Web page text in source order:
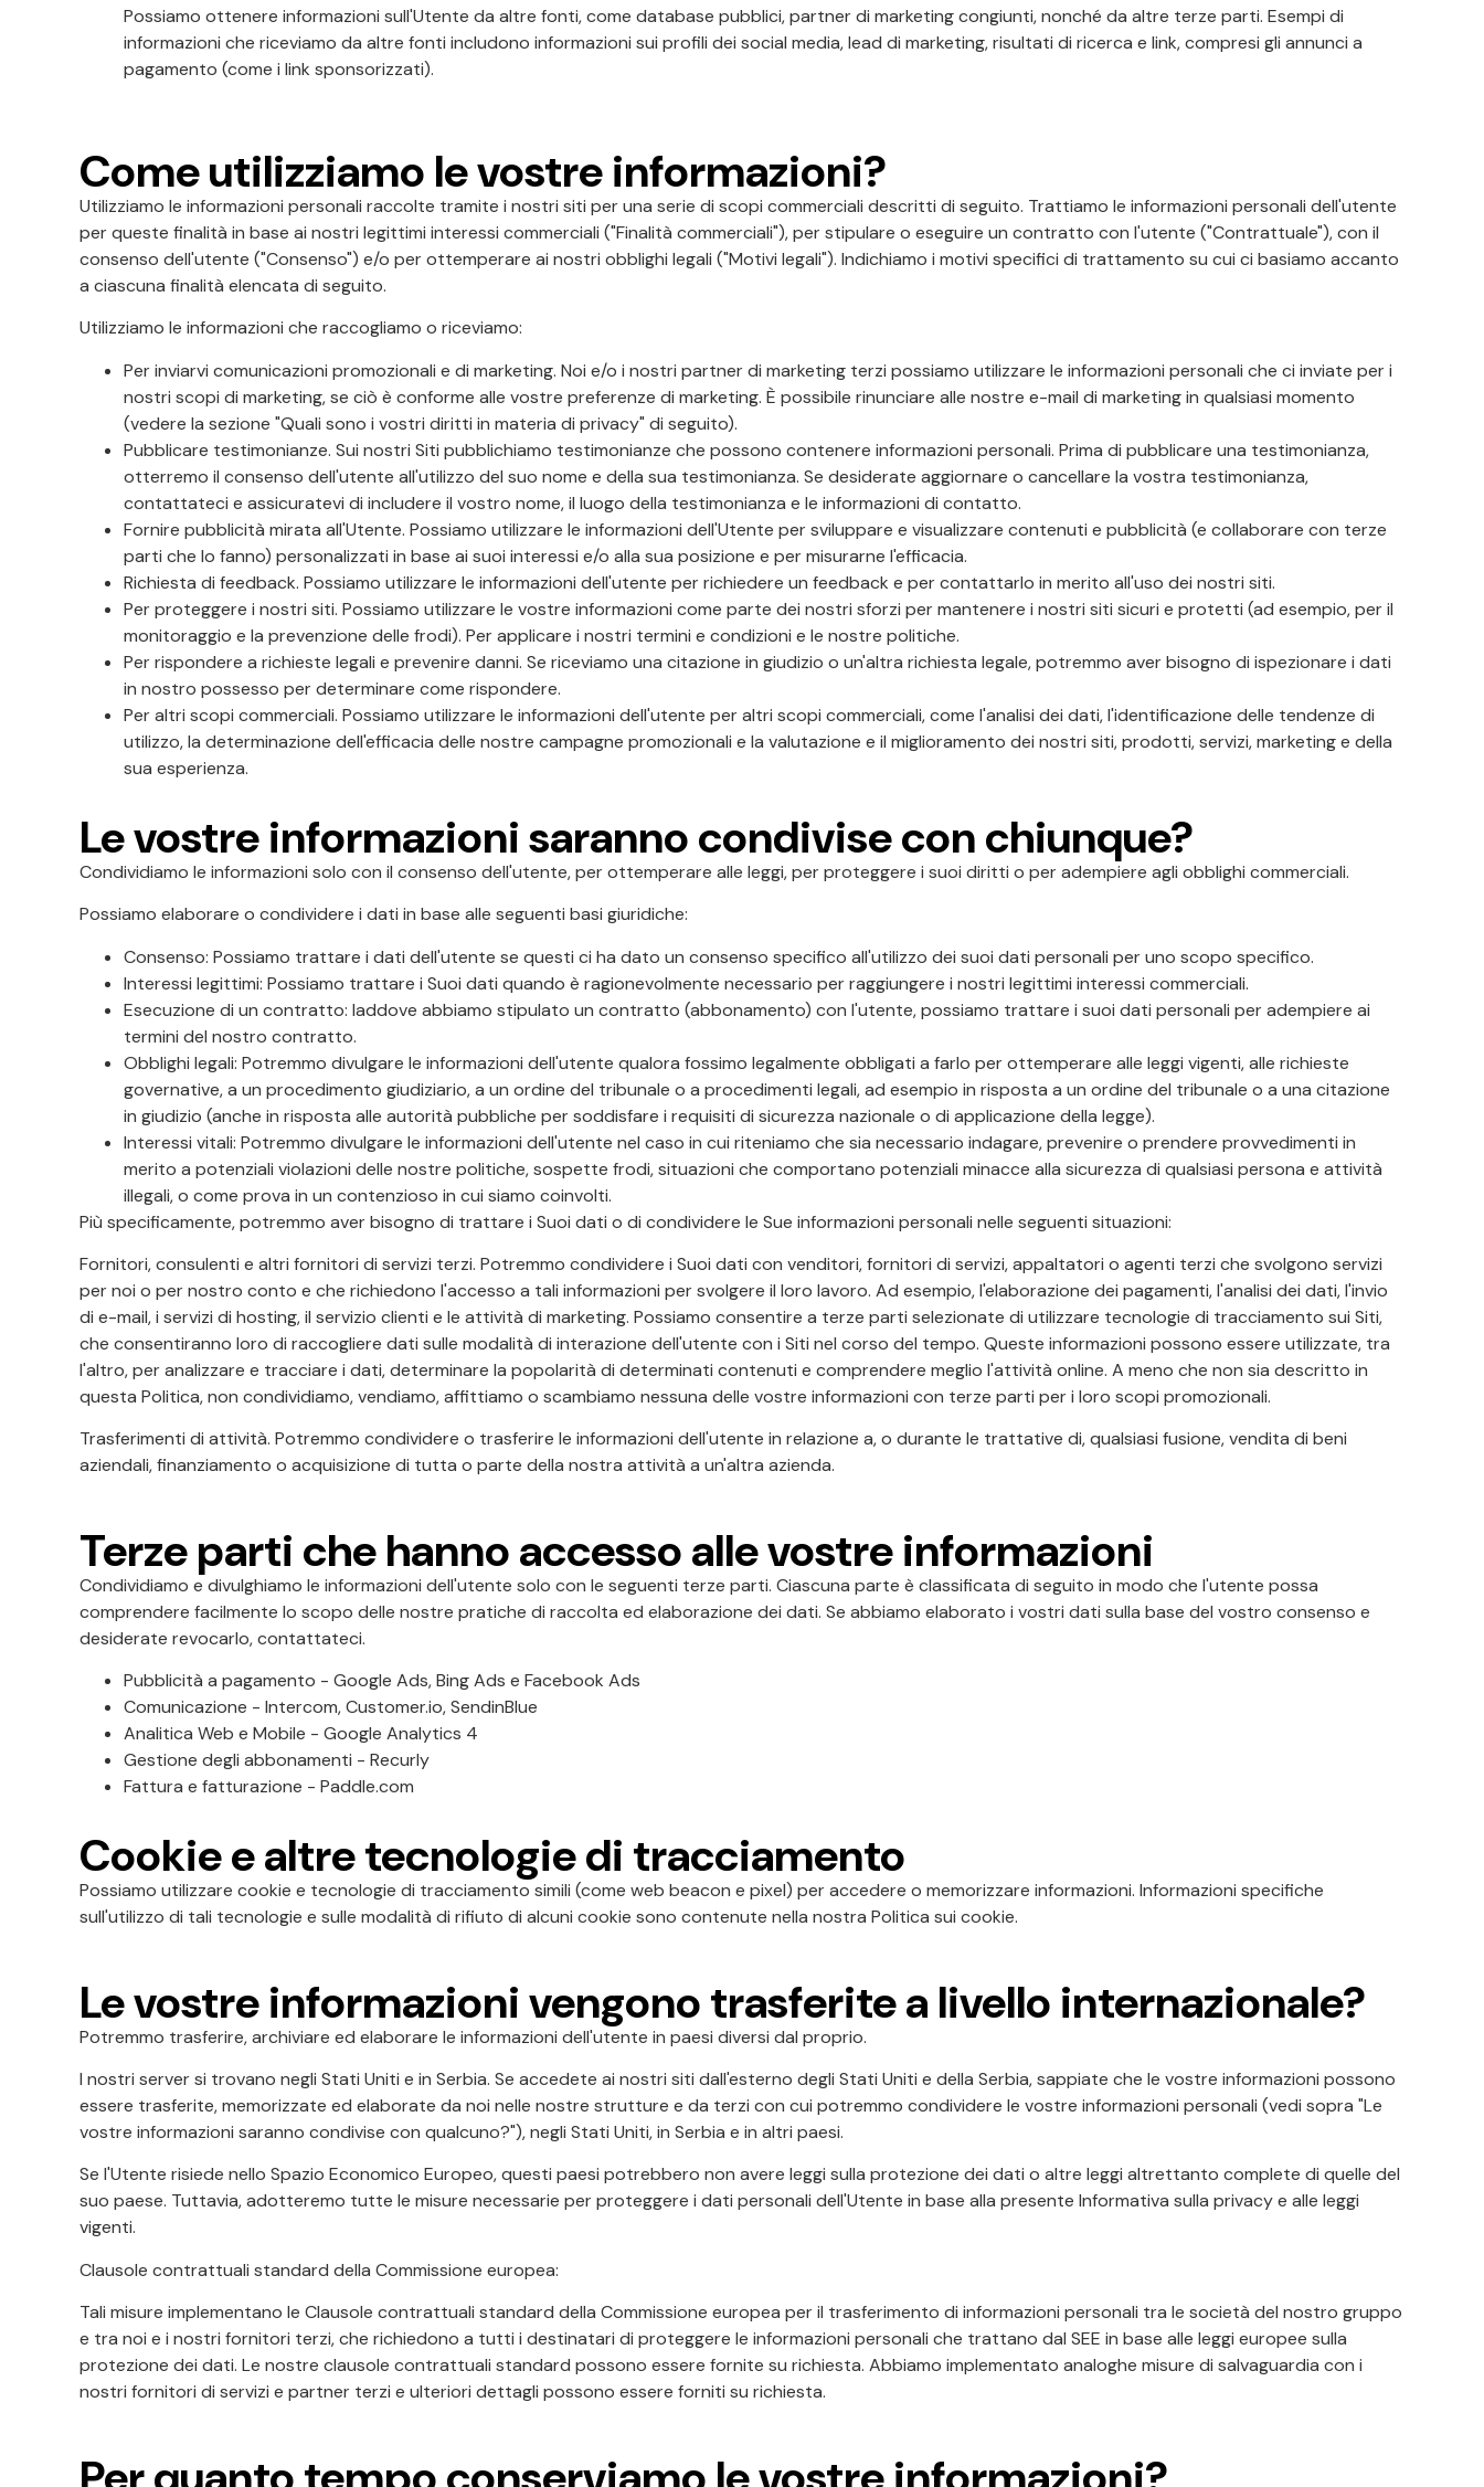
Possiamo ottenere informazioni sull'Utente da altre fonti, come database pubblici, partner di marketing congiunti, nonché da altre terze parti. Esempi di
informazioni che riceviamo da altre fonti includono informazioni sui profili dei social media, lead di marketing, risultati di ricerca e link, compresi gli annunci a
pagamento (come i link sponsorizzati).
Come utilizziamo le vostre informazioni?
Utilizziamo le informazioni personali raccolte tramite i nostri siti per una serie di scopi commerciali descritti di seguito. Trattiamo le informazioni personali dell'utente
per queste finalità in base ai nostri legittimi interessi commerciali ("Finalità commerciali"), per stipulare o eseguire un contratto con l'utente ("Contrattuale"), con il
consenso dell'utente ("Consenso") e/o per ottemperare ai nostri obblighi legali ("Motivi legali"). Indichiamo i motivi specifici di trattamento su cui ci basiamo accanto
a ciascuna finalità elencata di seguito.
Utilizziamo le informazioni che raccogliamo o riceviamo:
Per inviarvi comunicazioni promozionali e di marketing. Noi e/o i nostri partner di marketing terzi possiamo utilizzare le informazioni personali che ci inviate per i
nostri scopi di marketing, se ciò è conforme alle vostre preferenze di marketing. È possibile rinunciare alle nostre e-mail di marketing in qualsiasi momento
(vedere la sezione "Quali sono i vostri diritti in materia di privacy" di seguito).
Pubblicare testimonianze. Sui nostri Siti pubblichiamo testimonianze che possono contenere informazioni personali. Prima di pubblicare una testimonianza,
otterremo il consenso dell'utente all'utilizzo del suo nome e della sua testimonianza. Se desiderate aggiornare o cancellare la vostra testimonianza,
contattateci e assicuratevi di includere il vostro nome, il luogo della testimonianza e le informazioni di contatto.
Fornire pubblicità mirata all'Utente. Possiamo utilizzare le informazioni dell'Utente per sviluppare e visualizzare contenuti e pubblicità (e collaborare con terze
parti che lo fanno) personalizzati in base ai suoi interessi e/o alla sua posizione e per misurarne l'efficacia.
Richiesta di feedback. Possiamo utilizzare le informazioni dell'utente per richiedere un feedback e per contattarlo in merito all'uso dei nostri siti.
Per proteggere i nostri siti. Possiamo utilizzare le vostre informazioni come parte dei nostri sforzi per mantenere i nostri siti sicuri e protetti (ad esempio, per il
monitoraggio e la prevenzione delle frodi). Per applicare i nostri termini e condizioni e le nostre politiche.
Per rispondere a richieste legali e prevenire danni. Se riceviamo una citazione in giudizio o un'altra richiesta legale, potremmo aver bisogno di ispezionare i dati
in nostro possesso per determinare come rispondere.
Per altri scopi commerciali. Possiamo utilizzare le informazioni dell'utente per altri scopi commerciali, come l'analisi dei dati, l'identificazione delle tendenze di
utilizzo, la determinazione dell'efficacia delle nostre campagne promozionali e la valutazione e il miglioramento dei nostri siti, prodotti, servizi, marketing e della
sua esperienza.
Le vostre informazioni saranno condivise con chiunque?
Condividiamo le informazioni solo con il consenso dell'utente, per ottemperare alle leggi, per proteggere i suoi diritti o per adempiere agli obblighi commerciali.
Possiamo elaborare o condividere i dati in base alle seguenti basi giuridiche:
Consenso: Possiamo trattare i dati dell'utente se questi ci ha dato un consenso specifico all'utilizzo dei suoi dati personali per uno scopo specifico.
Interessi legittimi: Possiamo trattare i Suoi dati quando è ragionevolmente necessario per raggiungere i nostri legittimi interessi commerciali.
Esecuzione di un contratto: laddove abbiamo stipulato un contratto (abbonamento) con l'utente, possiamo trattare i suoi dati personali per adempiere ai
termini del nostro contratto.
Obblighi legali: Potremmo divulgare le informazioni dell'utente qualora fossimo legalmente obbligati a farlo per ottemperare alle leggi vigenti, alle richieste
governative, a un procedimento giudiziario, a un ordine del tribunale o a procedimenti legali, ad esempio in risposta a un ordine del tribunale o a una citazione
in giudizio (anche in risposta alle autorità pubbliche per soddisfare i requisiti di sicurezza nazionale o di applicazione della legge).
Interessi vitali: Potremmo divulgare le informazioni dell'utente nel caso in cui riteniamo che sia necessario indagare, prevenire o prendere provvedimenti in
merito a potenziali violazioni delle nostre politiche, sospette frodi, situazioni che comportano potenziali minacce alla sicurezza di qualsiasi persona e attività
illegali, o come prova in un contenzioso in cui siamo coinvolti.
Più specificamente, potremmo aver bisogno di trattare i Suoi dati o di condividere le Sue informazioni personali nelle seguenti situazioni:
Fornitori, consulenti e altri fornitori di servizi terzi. Potremmo condividere i Suoi dati con venditori, fornitori di servizi, appaltatori o agenti terzi che svolgono servizi
per noi o per nostro conto e che richiedono l'accesso a tali informazioni per svolgere il loro lavoro. Ad esempio, l'elaborazione dei pagamenti, l'analisi dei dati, l'invio
di e-mail, i servizi di hosting, il servizio clienti e le attività di marketing. Possiamo consentire a terze parti selezionate di utilizzare tecnologie di tracciamento sui Siti,
che consentiranno loro di raccogliere dati sulle modalità di interazione dell'utente con i Siti nel corso del tempo. Queste informazioni possono essere utilizzate, tra
l'altro, per analizzare e tracciare i dati, determinare la popolarità di determinati contenuti e comprendere meglio l'attività online. A meno che non sia descritto in
questa Politica, non condividiamo, vendiamo, affittiamo o scambiamo nessuna delle vostre informazioni con terze parti per i loro scopi promozionali.
Trasferimenti di attività. Potremmo condividere o trasferire le informazioni dell'utente in relazione a, o durante le trattative di, qualsiasi fusione, vendita di beni
aziendali, finanziamento o acquisizione di tutta o parte della nostra attività a un'altra azienda.
Terze parti che hanno accesso alle vostre informazioni
Condividiamo e divulghiamo le informazioni dell'utente solo con le seguenti terze parti. Ciascuna parte è classificata di seguito in modo che l'utente possa
comprendere facilmente lo scopo delle nostre pratiche di raccolta ed elaborazione dei dati. Se abbiamo elaborato i vostri dati sulla base del vostro consenso e
desiderate revocarlo, contattateci.
Pubblicità a pagamento - Google Ads, Bing Ads e Facebook Ads
Comunicazione - Intercom, Customer.io, SendinBlue
Analitica Web e Mobile - Google Analytics 4
Gestione degli abbonamenti - Recurly
Fattura e fatturazione - Paddle.com
Cookie e altre tecnologie di tracciamento
Possiamo utilizzare cookie e tecnologie di tracciamento simili (come web beacon e pixel) per accedere o memorizzare informazioni. Informazioni specifiche
sull'utilizzo di tali tecnologie e sulle modalità di rifiuto di alcuni cookie sono contenute nella nostra Politica sui cookie.
Le vostre informazioni vengono trasferite a livello internazionale?
Potremmo trasferire, archiviare ed elaborare le informazioni dell'utente in paesi diversi dal proprio.
I nostri server si trovano negli Stati Uniti e in Serbia. Se accedete ai nostri siti dall'esterno degli Stati Uniti e della Serbia, sappiate che le vostre informazioni possono
essere trasferite, memorizzate ed elaborate da noi nelle nostre strutture e da terzi con cui potremmo condividere le vostre informazioni personali (vedi sopra "Le
vostre informazioni saranno condivise con qualcuno?"), negli Stati Uniti, in Serbia e in altri paesi.
Se l'Utente risiede nello Spazio Economico Europeo, questi paesi potrebbero non avere leggi sulla protezione dei dati o altre leggi altrettanto complete di quelle del
suo paese. Tuttavia, adotteremo tutte le misure necessarie per proteggere i dati personali dell'Utente in base alla presente Informativa sulla privacy e alle leggi
vigenti.
Clausole contrattuali standard della Commissione europea:
Tali misure implementano le Clausole contrattuali standard della Commissione europea per il trasferimento di informazioni personali tra le società del nostro gruppo
e tra noi e i nostri fornitori terzi, che richiedono a tutti i destinatari di proteggere le informazioni personali che trattano dal SEE in base alle leggi europee sulla
protezione dei dati. Le nostre clausole contrattuali standard possono essere fornite su richiesta. Abbiamo implementato analoghe misure di salvaguardia con i
nostri fornitori di servizi e partner terzi e ulteriori dettagli possono essere forniti su richiesta.